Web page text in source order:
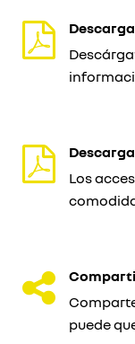
Los
puede